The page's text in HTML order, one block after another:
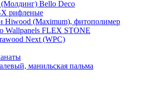
Bello Deco
рифленые
Hiwood (Maximum), фитополимер
Wallpanels FLEX STONE
Next (WPC)
манильская пальма